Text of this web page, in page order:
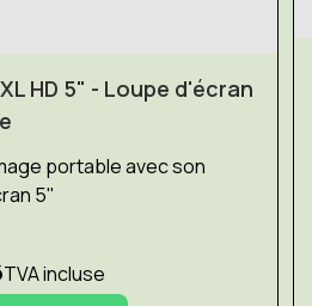
XL HD 5" - Loupe d'écran
portable avec son
5"
TVA incluse